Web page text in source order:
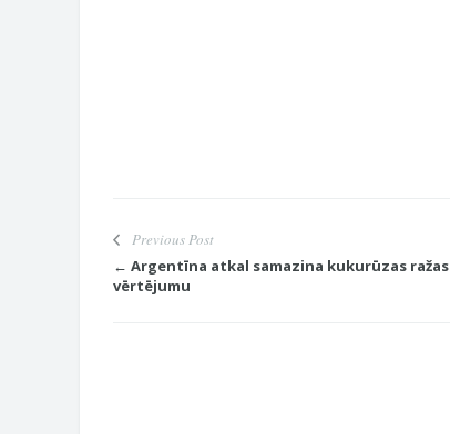
Previous Post
← Argentīna atkal samazina kukurūzas ražas
vērtējumu